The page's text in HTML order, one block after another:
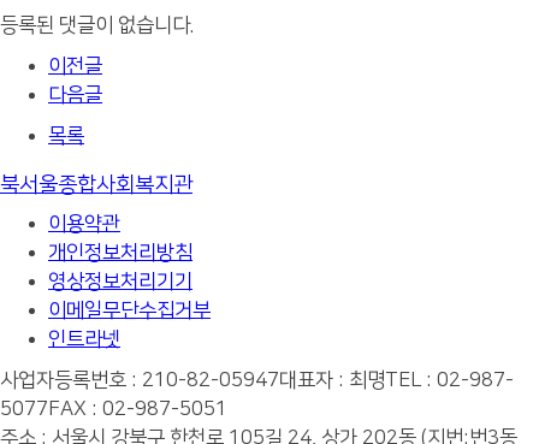
등록된 댓글이 없습니다.
이전글
다음글
목록
북서울종합사회복지관
이용약관
개인정보처리방침
영상정보처리기기
이메일무단수집거부
인트라넷
사업자등록번호 : 210-82-05947대표자 : 최명TEL : 02-987-
5077 FAX : 02-987-5051
주소 : 서울시 강북구 한천로 105길 24, 상가 202동 (지번:번3동